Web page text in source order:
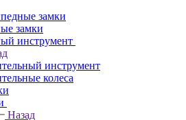
замки
замки
инструмент
инструмент
колеса
Назад